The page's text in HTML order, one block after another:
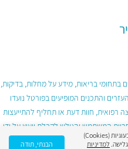
בתחומי בריאות, מידע על מחלות, בדיקות,
והתכנים המופיעים בפורטל נועדו
רפואית, חוות דעת או תחליף להתייעצות
המשתמש והגולש לקבלת ייעוץ על ידי
השימוש בפורטל.
האתר משתמש בעוגיות (Cookies)
למדיניות
הבנתי, תודה